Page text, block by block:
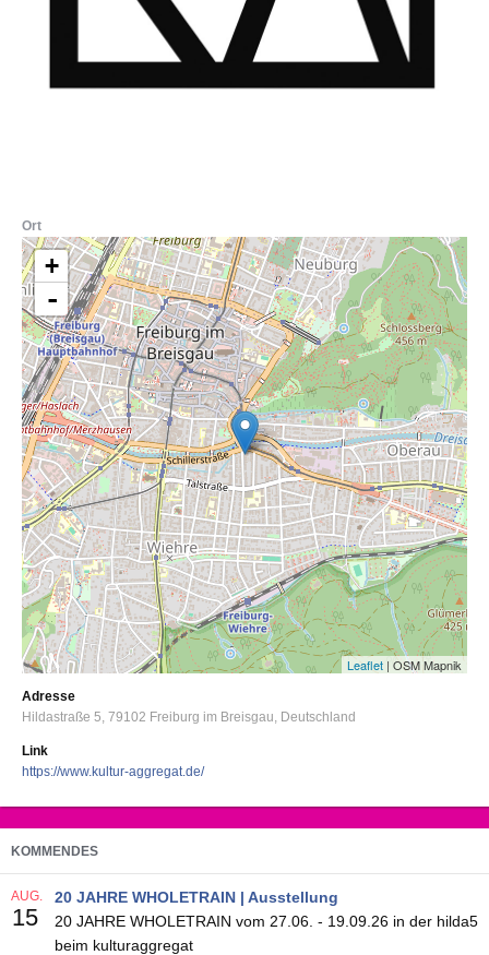
Ort
+
-
Leaflet | OSM Mapnik
Adresse
Hildastraße 5 79102 Freiburg im Breisgau Deutschland
Link
https://www.kultur-aggregat.de/
KOMMENDES
20 JAHRE WHOLETRAIN | Ausstellung
20 JAHRE WHOLETRAIN vom 27.06. - 19.09.26 in der hilda5
beim kulturaggregat
AUG.
15